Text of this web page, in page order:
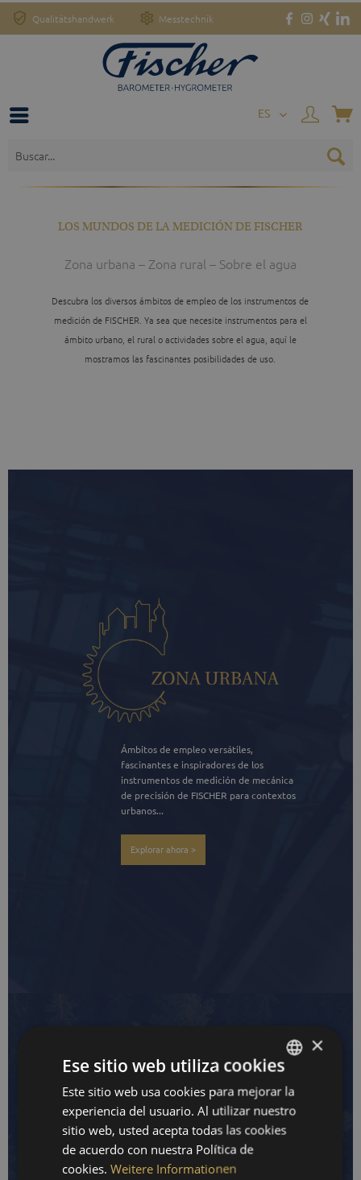
Qualitätshandwerk Messtechnik
ES
LOS MUNDOS DE LA MEDICIÓN DE FISCHER
Zona urbana – Zona rural – Sobre el agua
Descubra los diversos ámbitos de empleo de los instrumentos de
medición de FISCHER. Ya sea que necesite instrumentos para el
ámbito urbano, el rural o actividades sobre el agua, aquí le
mostramos las fascinantes posibilidades de uso.
Ámbitos de empleo versátiles,
fascinantes e inspiradores de los
instrumentos de medición de mecánica
de precisión de FISCHER para contextos
urbanos...
Explorar ahora >
GERMAN
ENGLISH
×
Ese sitio web utiliza cookies
Este sitio web usa cookies para mejorar la
experiencia del usuario. Al utilizar nuestro
sitio web, usted acepta todas las cookies
de acuerdo con nuestra Política de
cookies. Weitere Informationen